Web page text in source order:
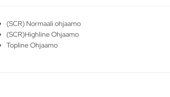
(SCR) Normaali ohjaamo
(SCR)Highline Ohjaamo
Topline Ohjaamo